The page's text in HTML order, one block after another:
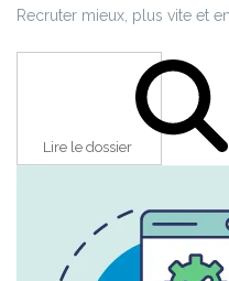
Recruter mieux, plus vite et
Lire le dossier